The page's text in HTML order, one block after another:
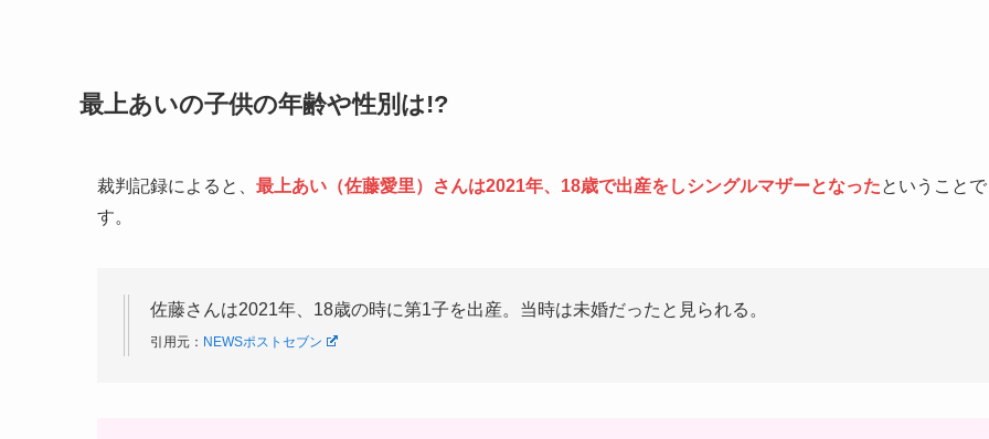
最上あいの子供の年齢や性別は!?
裁判記録によると、 最上あい（佐藤愛里）さんは2021年、18歳で出産をしシングルマザーとなったということで
す。
佐藤さんは2021年、18歳の時に第1子を出産。当時は未婚だったと見られる。
引用元： NEWSポストセブン